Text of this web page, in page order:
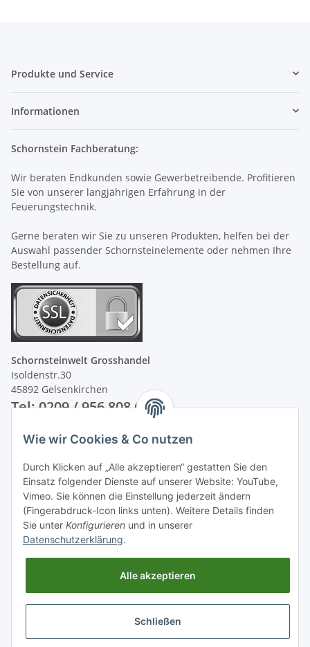
Produkte und Service
Informationen
Schornstein Fachberatung:
Wir beraten Endkunden sowie Gewerbetreibende. Profitieren
Sie von unserer langjährigen Erfahrung in der
Feuerungstechnik.
Gerne beraten wir Sie zu unseren Produkten, helfen bei der
Auswahl passender Schornsteinelemente oder nehmen Ihre
Bestellung auf.
Schornsteinwelt Grosshandel
Isoldenstr.30
45892 Gelsenkirchen
Tel: 0209 / 956 808 60
Unsere Zahlungsarten
Wie wir Cookies & Co nutzen
Durch Klicken auf „Alle akzeptieren“ gestatten Sie den
Einsatz folgender Dienste auf unserer Website: YouTube,
Vimeo. Sie können die Einstellung jederzeit ändern
(Fingerabdruck-Icon links unten). Weitere Details finden
Sie unter Konfigurieren und in unserer
Datenschutzerklärung.
Alle akzeptieren
Schließen